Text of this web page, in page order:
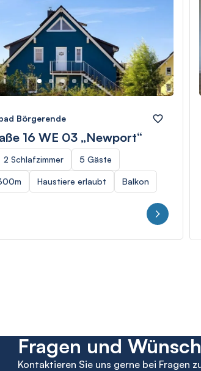
Börgerende
16 WE 03 „Newport“
2 Schlafzimmer 5 Gäste
Haustiere erlaubt Balkon
Fragen und
Kontaktieren Sie uns gerne bei Fragen